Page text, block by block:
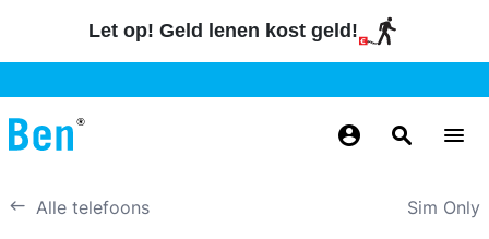
Let op! Geld lenen kost geld!
GRATISMAANDELIJKS AANPASSEN
Alle telefoons Sim Only